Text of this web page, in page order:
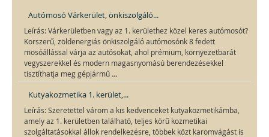
Autómosó Várkerület, önkiszolgáló...
Leírás: Várkerületben vagy az 1. kerülethez közel keres autómosót?
Korszerű, zöldenergiás önkiszolgáló autómosónk 8 fedett
mosóállással várja az autósokat, ahol prémium, környezetbarát
vegyszerekkel és modern magasnyomású berendezésekkel
tisztíthatja meg gépjármű ...
Kutyakozmetika 1. kerület,...
Leírás: Szeretettel várom a kis kedvenceket kutyakozmetikámba,
amely az 1. kerületben található, teljes körű kozmetikai
szolgáltatásokkal állok rendelkezésre, többek közt karomvágást is